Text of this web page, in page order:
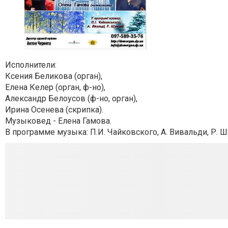
Исполнители:
Ксения Беликова (орган),
Елена Келер (орган, ф-но),
Александр Белоусов (ф-но, орган),
Ирина Осенева (скрипка).
Музыковед - Елена Гамова.
В программе музыка: П.И. Чайковского, А. Вивальди, Р.